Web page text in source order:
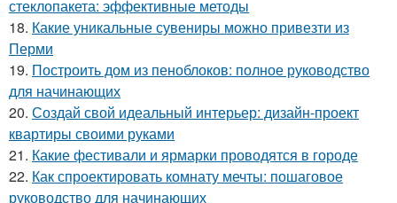
стеклопакета: эффективные методы
18. Какие уникальные сувениры можно привезти из
Перми
19. Построить дом из пеноблоков: полное руководство
для начинающих
20. Создай свой идеальный интерьер: дизайн-проект
квартиры своими руками
21. Какие фестивали и ярмарки проводятся в городе
22. Как спроектировать комнату мечты: пошаговое
руководство для начинающих